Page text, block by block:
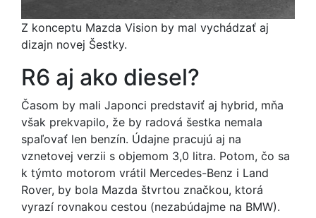
Z konceptu Mazda Vision by mal vychádzať aj
dizajn novej Šestky.
R6 aj ako diesel?
Časom by mali Japonci predstaviť aj hybrid, mňa
však prekvapilo, že by radová šestka nemala
spaľovať len benzín. Údajne pracujú aj na
vznetovej verzii s objemom 3,0 litra. Potom, čo sa
k týmto motorom vrátil Mercedes-Benz i Land
Rover, by bola Mazda štvrtou značkou, ktorá
vyrazí rovnakou cestou (nezabúdajme na BMW).